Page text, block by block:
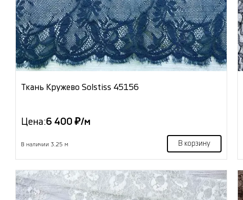
Ткань Кружево Solstiss 45156
Цена:6 400 ₽/м
В наличии 3.25 м В корзину